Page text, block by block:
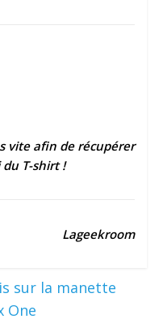
vite afin de récupérer
du T-shirt !
Lageekroom
sur la manette
One